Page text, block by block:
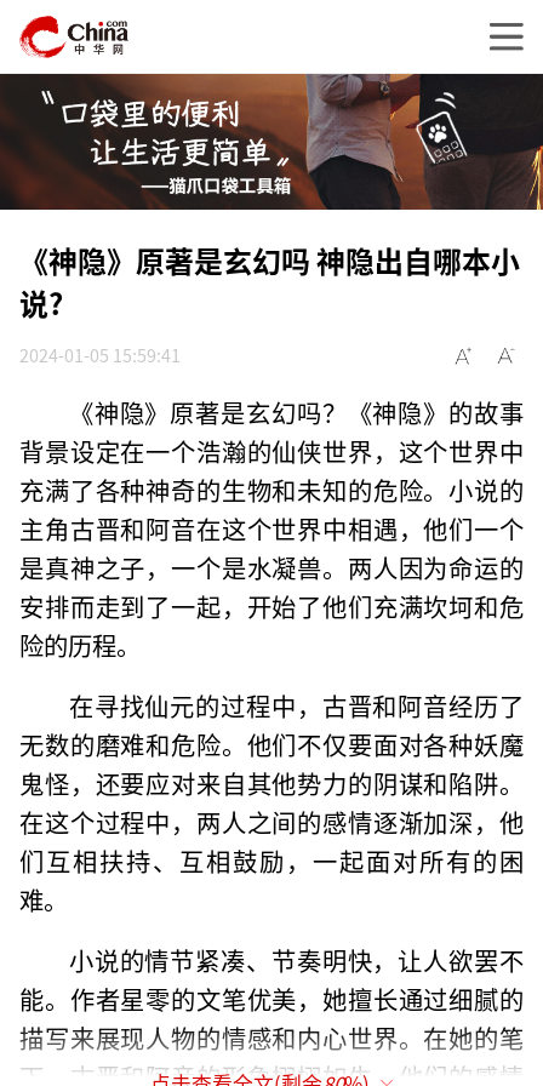
《神隐》原著是玄幻吗 神隐出自哪本小
说?
2024-01-05 15:59:41
《神隐》原著是玄幻吗？《神隐》的故事
背景设定在一个浩瀚的仙侠世界，这个世界中
充满了各种神奇的生物和未知的危险。小说的
主角古晋和阿音在这个世界中相遇，他们一个
是真神之子，一个是水凝兽。两人因为命运的
安排而走到了一起，开始了他们充满坎坷和危
险的历程。
在寻找仙元的过程中，古晋和阿音经历了
无数的磨难和危险。他们不仅要面对各种妖魔
鬼怪，还要应对来自其他势力的阴谋和陷阱。
在这个过程中，两人之间的感情逐渐加深，他
们互相扶持、互相鼓励，一起面对所有的困
难。
小说的情节紧凑、节奏明快，让人欲罢不
能。作者星零的文笔优美，她擅长通过细腻的
描写来展现人物的情感和内心世界。在她的笔
下，古晋和阿音的形象栩栩如生，他们的感情